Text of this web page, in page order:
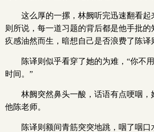
这么厚的一摞，林阙听完迅速翻看起
则所说，每一道习题的背后都是他手批
疚感油然而生，暗想自己是否浪费了陈译
陈译则似乎看穿了她的为难，“你不
时间。”
林阙突然鼻头一酸，话语有点哽咽，
他陈老师。
陈译则额间青筋突突地跳，咽了咽口